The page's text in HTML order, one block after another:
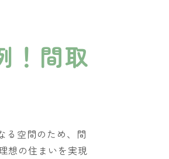
！間取
る空間のため、間
想の住まいを実現